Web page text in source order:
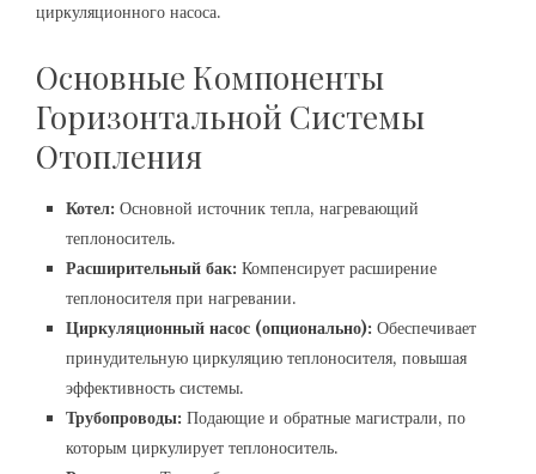
циркуляционного насоса.
Основные Компоненты
Горизонтальной Системы
Отопления
Котел: Основной источник тепла, нагревающий
теплоноситель.
Расширительный бак: Компенсирует расширение
теплоносителя при нагревании.
Циркуляционный насос (опционально): Обеспечивает
принудительную циркуляцию теплоносителя, повышая
эффективность системы.
Трубопроводы: Подающие и обратные магистрали, по
которым циркулирует теплоноситель.